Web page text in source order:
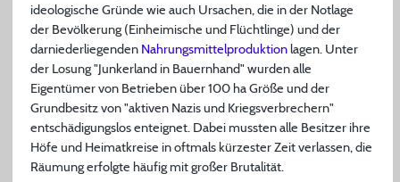
ideologische Gründe wie auch Ursachen, die in der Notlage
der Bevölkerung (Einheimische und Flüchtlinge) und der
darniederliegenden Nahrungsmittelproduktionlagen. Unter
der Losung "Junkerland in Bauernhand" wurden alle
Eigentümer von Betrieben über 100 ha Größe und der
Grundbesitz von "aktiven Nazis und Kriegsverbrechern"
entschädigungslos enteignet. Dabei mussten alle Besitzer ihre
Höfe und Heimatkreise in oftmals kürzester Zeit verlassen, die
Räumung erfolgte häufig mit großer Brutalität.